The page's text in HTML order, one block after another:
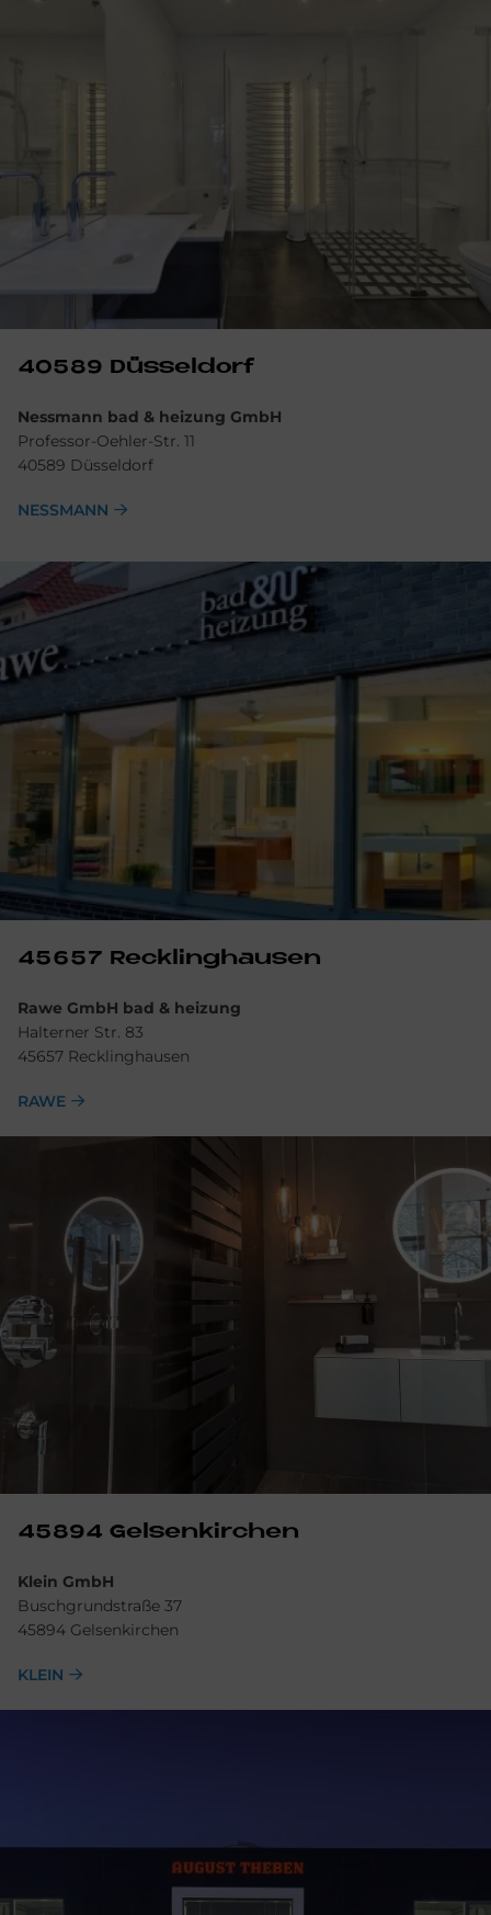
40589 Düs­sel­dorf
Nessmann bad & heizung GmbH
Professor-Oehler-Str. 11
40589 Düsseldorf
NESSMANN
45657 Reck­ling­hau­sen
Rawe GmbH bad & heizung
Halterner Str. 83
45657 Recklinghausen
RAWE
45894 Gel­sen­kir­chen
Klein GmbH
Buschgrundstraße 37
45894 Gelsenkirchen
KLEIN